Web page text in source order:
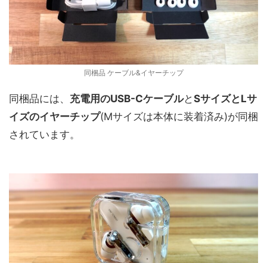
同梱品 ケーブル&イヤーチップ
同梱品には、 充電用のUSB-CケーブルとSサイズとLサ
イズのイヤーチップ(Mサイズは本体に装着済み)が同梱
されています。